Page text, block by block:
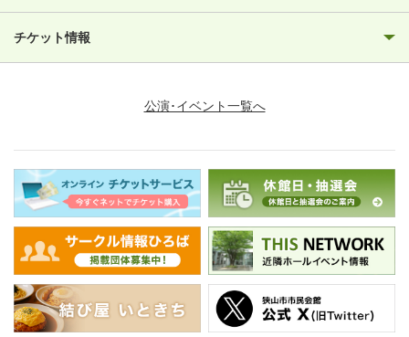
チケット情報
公演･イベント一覧へ